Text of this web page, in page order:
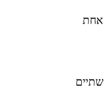
אחת
שתיים